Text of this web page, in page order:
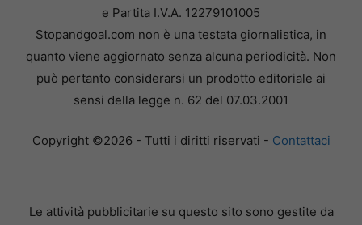
e Partita I.V.A. 12279101005
Stopandgoal.com non è una testata giornalistica, in
quanto viene aggiornato senza alcuna periodicità. Non
può pertanto considerarsi un prodotto editoriale ai
sensi della legge n. 62 del 07.03.2001
Copyright ©2026 - Tutti i diritti riservati - Contattaci
Le attività pubblicitarie su questo sito sono gestite da